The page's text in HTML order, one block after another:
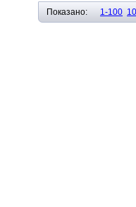
Показано: 1-100